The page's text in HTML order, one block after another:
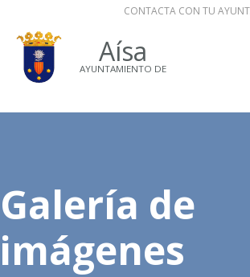
CONTACTA CON TU
Aísa
AYUNTAMIENTO DE
Galería de
imágenes